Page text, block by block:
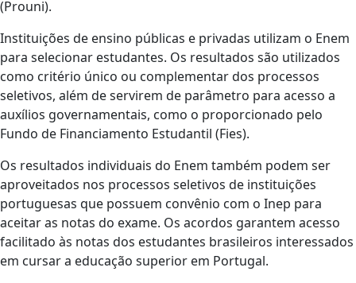
(Prouni).
Instituições de ensino públicas e privadas utilizam o Enem
para selecionar estudantes. Os resultados são utilizados
como critério único ou complementar dos processos
seletivos, além de servirem de parâmetro para acesso a
auxílios governamentais, como o proporcionado pelo
Fundo de Financiamento Estudantil (Fies).
Os resultados individuais do Enem também podem ser
aproveitados nos processos seletivos de instituições
portuguesas que possuem convênio com o Inep para
aceitar as notas do exame. Os acordos garantem acesso
facilitado às notas dos estudantes brasileiros interessados
em cursar a educação superior em Portugal.